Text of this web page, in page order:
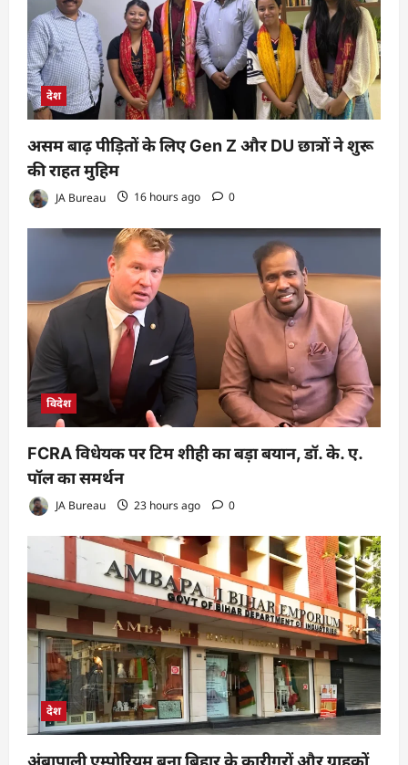
देश
असम बाढ़ पीड़ितों के लिए Gen Z और DU छात्रों ने शुरू
की राहत मुहिम
JA Bureau 16 hours ago 0
विदेश
FCRA विधेयक पर टिम शीही का बड़ा बयान, डॉ. के. ए.
पॉल का समर्थन
JA Bureau 23 hours ago 0
देश
अंबापाली एम्पोरियम बना बिहार के कारीगरों और ग्राहकों